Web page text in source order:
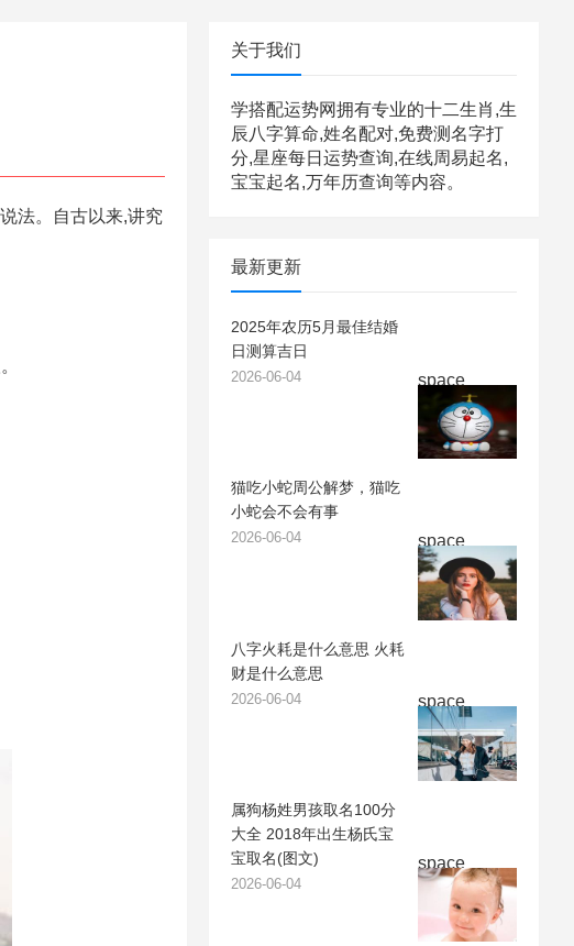
法。自古以来,讲究
关于我们
学搭配运势网拥有专业的十二生肖,生
辰八字算命,姓名配对,免费测名字打
分,星座每日运势查询,在线周易起名,
宝宝起名,万年历查询等内容。
最新更新
space
2025年农历5月最佳结婚
日测算吉日
2026-06-04
space
猫吃小蛇周公解梦，猫吃
小蛇会不会有事
2026-06-04
space
八字火耗是什么意思 火耗
财是什么意思
2026-06-04
space
属狗杨姓男孩取名100分
大全 2018年出生杨氏宝
宝取名(图文)
2026-06-04